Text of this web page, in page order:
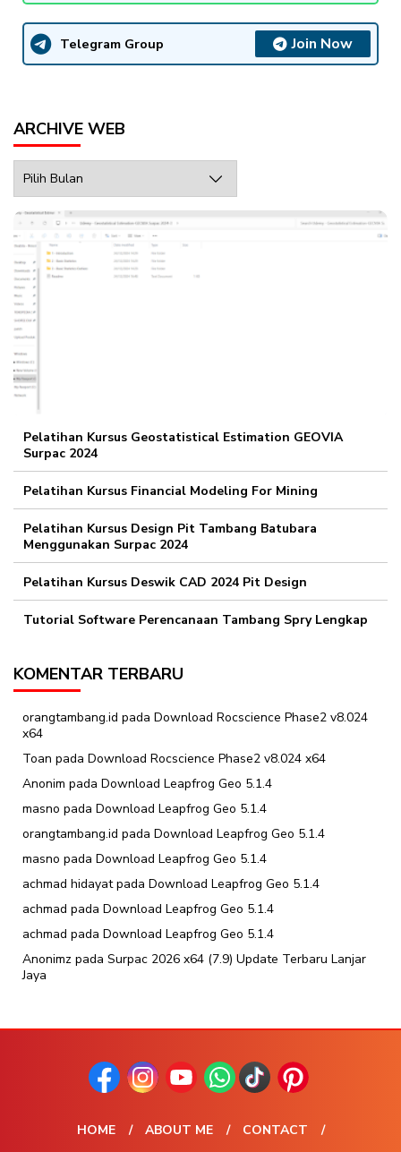
Telegram Group Join Now
ARCHIVE WEB
Web
Pelatihan Kursus Geostatistical Estimation GEOVIA
Surpac 2024
Pelatihan Kursus Financial Modeling For Mining
Pelatihan Kursus Design Pit Tambang Batubara
Menggunakan Surpac 2024
Pelatihan Kursus Deswik CAD 2024 Pit Design
Tutorial Software Perencanaan Tambang Spry Lengkap
KOMENTAR TERBARU
orangtambang.id pada Download Rocscience Phase2 v8.024
x64
Toan pada Download Rocscience Phase2 v8.024 x64
Anonim pada Download Leapfrog Geo 5.1.4
masno pada Download Leapfrog Geo 5.1.4
orangtambang.id pada Download Leapfrog Geo 5.1.4
masno pada Download Leapfrog Geo 5.1.4
achmad hidayatpada Download Leapfrog Geo 5.1.4
achmad pada Download Leapfrog Geo 5.1.4
achmad pada Download Leapfrog Geo 5.1.4
Anonimz pada Surpac 2026 x64 (7.9) Update Terbaru Lanjar
Jaya
HOME ABOUT ME
CONTACT